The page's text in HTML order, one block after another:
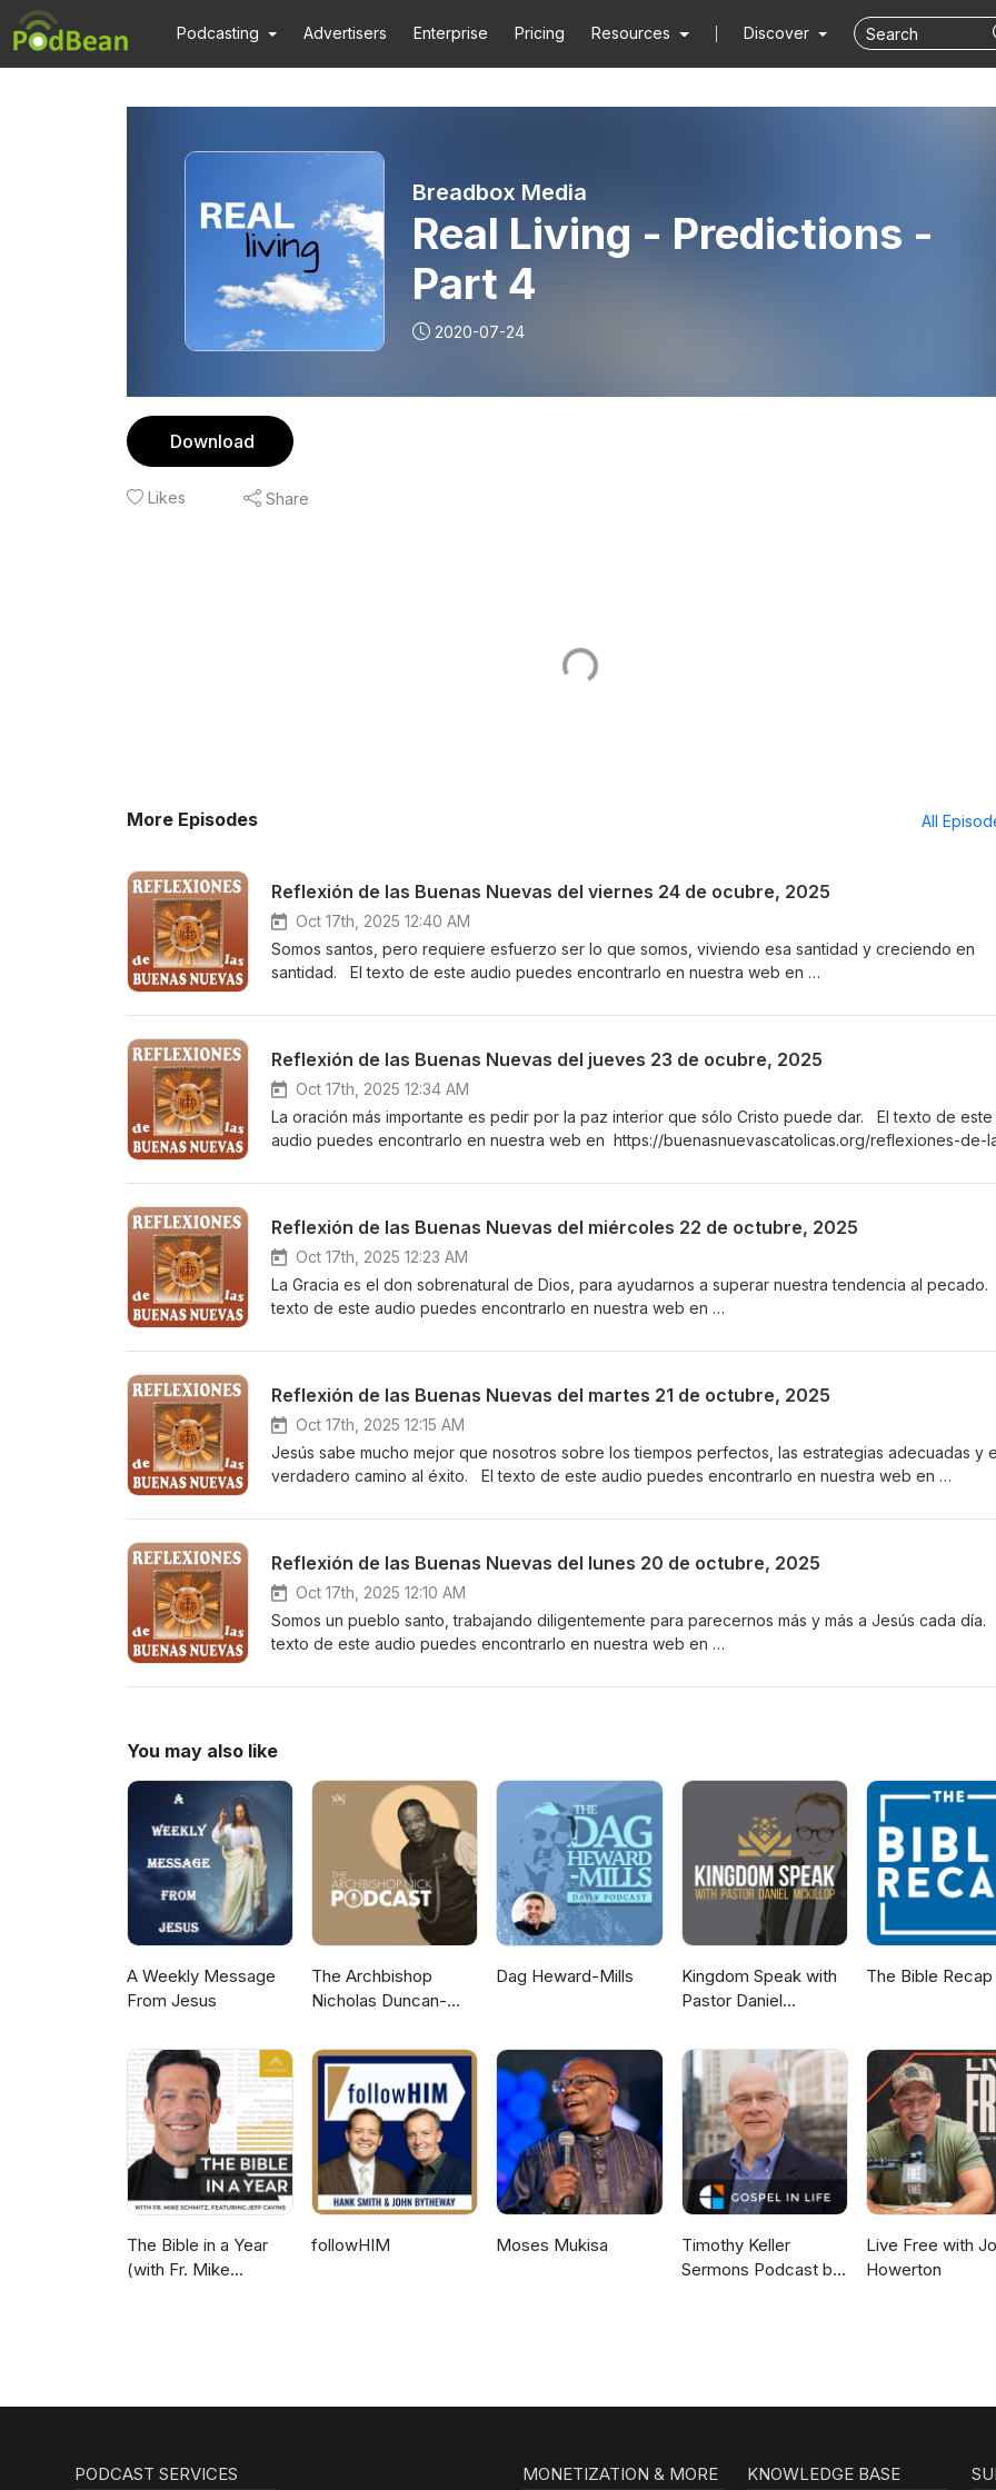
Podcasting Advertisers Enterprise Pricing Resources Discover
Breadbox Media
Real Living - Predictions -
Part 4
2020-07-24
Download
Likes Share
More Episodes All
Reflexión de las Buenas Nuevas del viernes 24 de ocubre, 2025
Oct 17th, 2025 12:40 AM
Somos santos, pero requiere esfuerzo ser lo que somos, viviendo esa santidad y creciendo en
santidad. El texto de este audio puedes encontrarlo en nuestra web en
recibir las Reflexiones de las Buenas Nuevas por correo electrónico o por mensaje de texto a tu
Reflexión de las Buenas Nuevas del jueves 23 de ocubre, 2025
Oct 17th, 2025 12:34 AM
La oración más importante es pedir por la paz interior que sólo Cristo puede dar. El texto de este
audio puedes encontrarlo en nuestra web en https://buenasnuevascatolicas.org/reflexiones-de-
electrónico o por mensaje de texto a tu celular en
Reflexión de las Buenas Nuevas del miércoles 22 de octubre, 2025
Oct 17th, 2025 12:23 AM
La Gracia es el don sobrenatural de Dios, para ayudarnos a superar nuestra tendencia al
texto de este audio puedes encontrarlo en nuestra web en
recibir las Reflexiones de las Buenas Nuevas por correo electrónico o por mensaje de texto a tu
Reflexión de las Buenas Nuevas del martes 21 de octubre, 2025
Oct 17th, 2025 12:15 AM
Jesús sabe mucho mejor que nosotros sobre los tiempos perfectos, las estrategias adecuadas y
verdadero camino al éxito. El texto de este audio puedes encontrarlo en nuestra web en
recibir las Reflexiones de las Buenas Nuevas por correo electrónico o por mensaje de texto a tu
Reflexión de las Buenas Nuevas del lunes 20 de octubre, 2025
Oct 17th, 2025 12:10 AM
Somos un pueblo santo, trabajando diligentemente para parecernos más y más a Jesús cada día.
texto de este audio puedes encontrarlo en nuestra web en
recibir las Reflexiones de las Buenas Nuevas por correo electrónico o por mensaje de texto a tu
You may also like
A Weekly Message
From Jesus
The Archbishop
Nicholas Duncan-
Dag Heward-Mills
Kingdom Speak with
Pastor Daniel
The Bible Recap
The Bible in a Year
(with Fr. Mike
followHIM Moses Mukisa
Timothy Keller
Sermons Podcast by
Live Free with
Howerton
PODCAST SERVICES MONETIZATION & MORE KNOWLEDGE BASE